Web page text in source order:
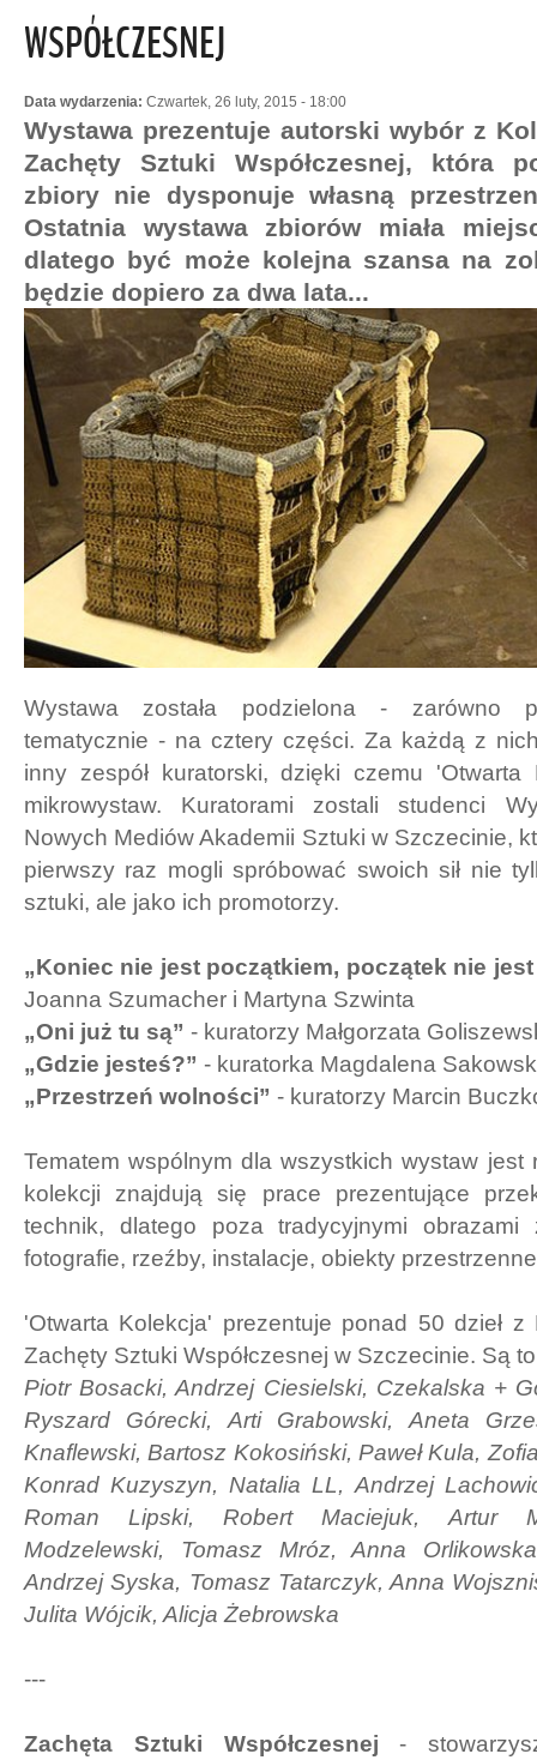
WSPÓŁCZESNEJ
Data wydarzenia: Czwartek, 26 luty, 2015 - 18:00
Wystawa prezentuje autorski wybór z
Zachęty Sztuki Współczesnej, która
zbiory nie dysponuje własną
Ostatnia wystawa zbiorów miała
dlatego być może kolejna szansa na
będzie dopiero za dwa lata...
Wystawa została podzielona - zarówno
tematycznie - na cztery części. Za każdą z
inny zespół kuratorski, dzięki czemu
mikrowystaw. Kuratorami zostali studenci
Nowych Mediów Akademii Sztuki w Szczecinie,
pierwszy raz mogli spróbować swoich sił nie
sztuki, ale jako ich promotorzy.
„Koniec nie jest początkiem, początek nie
Joanna Szumacher i Martyna Szwinta
„Oni już tu są” - kuratorzy Małgorzata
„Gdzie jesteś?” - kuratorka Magdalena
„Przestrzeń wolności” - kuratorzy Marcin
Tematem wspólnym dla wszystkich wystaw jest
kolekcji znajdują się prace prezentujące
technik, dlatego poza tradycyjnymi obrazami
fotografie, rzeźby, instalacje, obiekty
'Otwarta Kolekcja' prezentuje ponad 50 dzieł z
Zachęty Sztuki Współczesnej w Szczecinie. Są
Piotr Bosacki, Andrzej Ciesielski, Czekalska +
Ryszard Górecki, Arti Grabowski, Aneta
Knaflewski, Bartosz Kokosiński, Paweł Kula,
Konrad Kuzyszyn, Natalia LL, Andrzej
Roman Lipski, Robert Maciejuk, Artur
Modzelewski, Tomasz Mróz, Anna
Andrzej Syska, Tomasz Tatarczyk, Anna
Julita Wójcik, Alicja Żebrowska
---
Zachęta Sztuki Współczesnej-